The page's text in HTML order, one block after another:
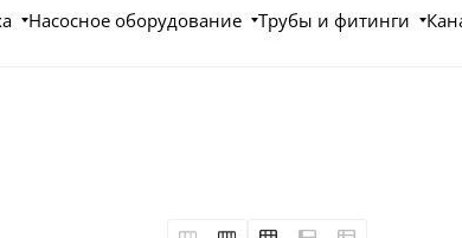
Насосное оборудование Трубы и фитинги